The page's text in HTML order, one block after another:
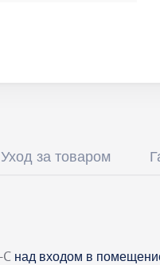
Уход за товаром
над входом в